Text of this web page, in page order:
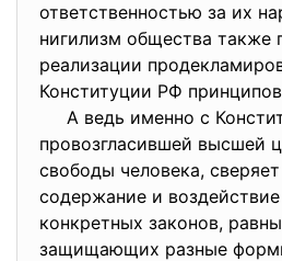
ответственностью за их
нигилизм общества также
реализации
Конституции РФ
А ведь именно с
провозгласившей высшей
свободы человека,
содержание и
конкретных законов,
защищающих разные